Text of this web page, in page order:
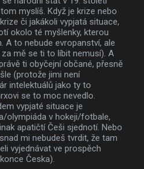
myslíš. Když je krize nebo
či jakákoli vypjatá situace,
okolo té myšlenky, kterou
A to nebude evropanství, ale
mě se ti to líbit nemusí). A
ti obyčejní občané, přesně
(protože jimi není
intelektuálů jako ty to
se to moc nevedlo.
vypjaté situace je
olympiáda v hokeji/fotbale,
apatičtí Češi sjednotí. Nebo
mi nebudeš tvrdit, že tam
vyjednávat ve prospěch
Česka).